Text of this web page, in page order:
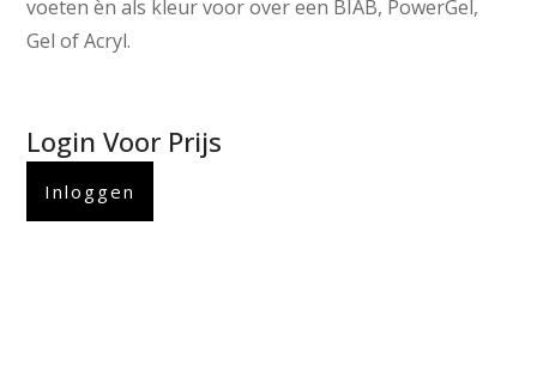
voeten èn als kleur voor over een BIAB, PowerGel,
Gel of Acryl.
Login Voor Prijs
Inloggen